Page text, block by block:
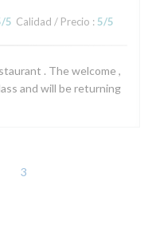
/5 Calidad / Precio : 5/5
. The welcome ,
and will be returning
3